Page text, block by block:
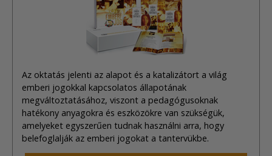
Az oktatás jelenti az alapot és a katalizátort a világ
emberi jogokkal kapcsolatos állapotának
megváltoztatásához, viszont a pedagógusoknak
hatékony anyagokra és eszközökre van szükségük,
amelyeket egyszerűen tudnak használni arra, hogy
belefoglalják az emberi jogokat a tantervükbe.